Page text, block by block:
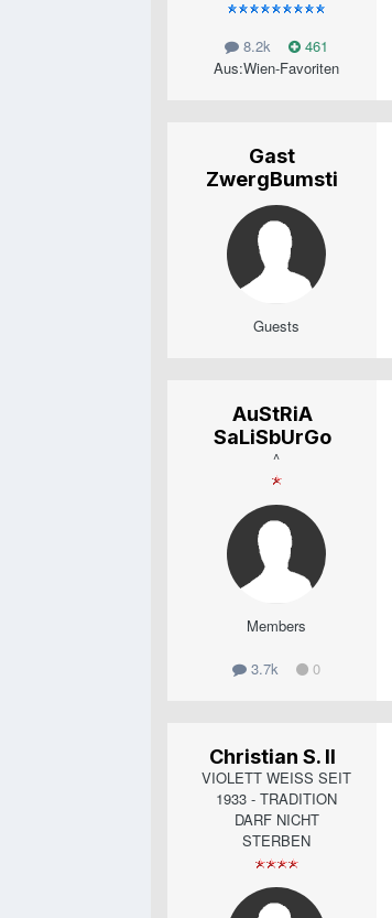
8.2k
461
Aus:Wien-Favoriten
Gast
ZwergBumsti
Guests
AuStRiA
SaLiSbUrGo
^
Members
3.7k 0
Christian S. II
VIOLETT WEISS SEIT
1933 - TRADITION
DARF NICHT
STERBEN